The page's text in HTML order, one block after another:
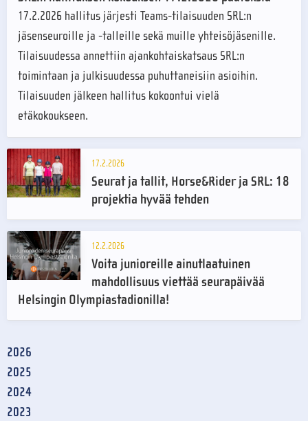
17.2.2026 hallitus järjesti Teams-tilaisuuden SRL:n
jäsenseuroille ja -talleille sekä muille yhteisöjäsenille.
Tilaisuudessa annettiin ajankohtaiskatsaus SRL:n
toimintaan ja julkisuudessa puhuttaneisiin asioihin.
Tilaisuuden jälkeen hallitus kokoontui vielä
etäkokoukseen.
17.2.2026
Seurat ja tallit, Horse&Rider ja SRL: 18
projektia hyvää tehden
12.2.2026
Voita junioreille ainutlaatuinen
mahdollisuus viettää seurapäivää
Helsingin Olympiastadionilla!
2026
2025
2024
2023